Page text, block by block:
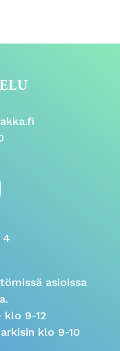
4
asioissa
klo 9-12
klo 9-10